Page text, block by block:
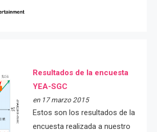
Resultados de la encuesta
YEA-SGC
en 17 marzo 2015
Estos son los resultados de la
encuesta realizada a nuestro